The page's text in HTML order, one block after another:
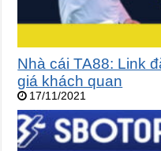
Nhà cái TA88: Link
giá khách quan
17/11/2021